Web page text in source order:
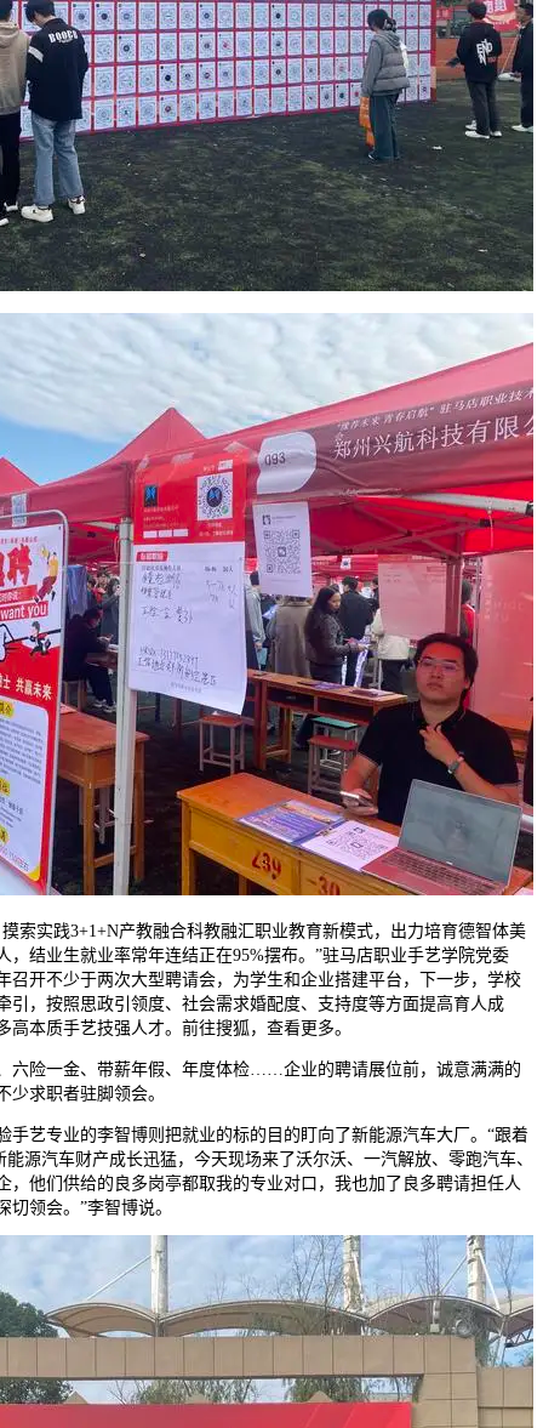
实践3+1+N产教融合科教融汇职业教育新模式，出力培育德智体美
，结业生就业率常年连结正在95%摆布。”驻马店职业手艺学院党委
召开不少于两次大型聘请会，为学生和企业搭建平台，下一步，学校
引，按照思政引领度、社会需求婚配度、支持度等方面提高育人成
本质手艺技强人才。前往搜狐，查看更多。
险一金、带薪年假、年度体检……企业的聘请展位前，诚意满满的
少求职者驻脚领会。
专业的李智博则把就业的标的目的盯向了新能源汽车大厂。“跟着
能源汽车财产成长迅猛，今天现场来了沃尔沃、一汽解放、零跑汽车、
，他们供给的良多岗亭都取我的专业对口，我也加了良多聘请担任人
领会。”李智博说。